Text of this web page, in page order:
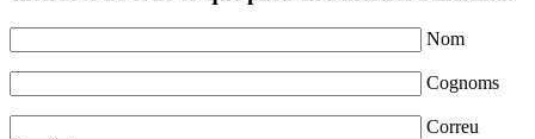
Nom
Cognoms
Correu